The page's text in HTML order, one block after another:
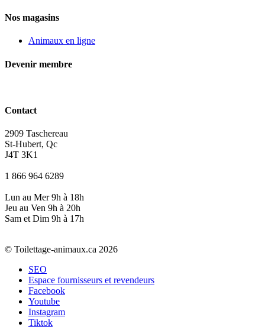
Nos magasins
Animaux en ligne
Devenir membre
Contact
2909 Taschereau
St-Hubert, Qc
J4T 3K1
1 866 964 6289
Lun au Mer 9h à 18h
Jeu au Ven 9h à 20h
Sam et Dim 9h à 17h
© Toilettage-animaux.ca 2026
SEO
Espace fournisseurs et revendeurs
Facebook
Youtube
Instagram
Tiktok